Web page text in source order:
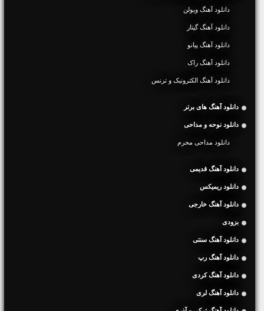
دانلود آهنگ ویولن
دانلود آهنگ گیتار
دانلود آهنگ پیانو
دانلود آهنگ راک
دانلود آهنگ الکترونیک و ترنس
دانلود آهنگ های برتر
دانلود نوحه و مداحی
دانلود مداحی محرم
دانلود آهنگ قدیمی
دانلود ریمیکس
دانلود آهنگ خارجی
بزودی
دانلود آهنگ سنتی
دانلود آهنگ رپ
دانلود آهنگ کردی
دانلود آهنگ لری